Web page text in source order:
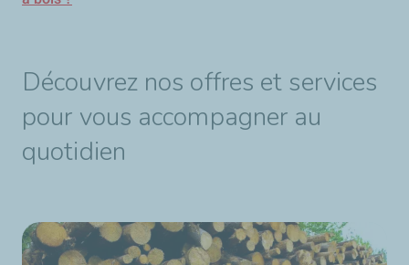
Découvrez nos offres et services
pour vous accompagner au
quotidien